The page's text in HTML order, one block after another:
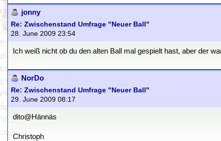
jonny
Re: Zwischenstand Umfrage "Neuer Ball"
28. June 2009 23:54
Ich weiß nicht ob du den alten Ball mal gespielt hast, aber der
NorDo
Re: Zwischenstand Umfrage "Neuer Ball"
29. June 2009 08:17
dito@Hännäs
Christoph